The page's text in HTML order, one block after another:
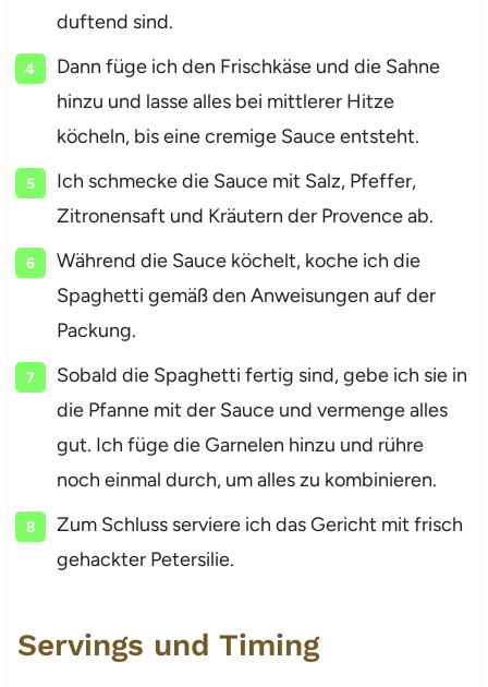
duftend sind.
Dann füge ich den Frischkäse und die Sahne
hinzu und lasse alles bei mittlerer Hitze
köcheln, bis eine cremige Sauce entsteht.
Ich schmecke die Sauce mit Salz, Pfeffer,
Zitronensaft und Kräutern der Provence ab.
Während die Sauce köchelt, koche ich die
Spaghetti gemäß den Anweisungen auf der
Packung.
Sobald die Spaghetti fertig sind, gebe ich sie in
die Pfanne mit der Sauce und vermenge alles
gut. Ich füge die Garnelen hinzu und rühre
noch einmal durch, um alles zu kombinieren.
Zum Schluss serviere ich das Gericht mit frisch
gehackter Petersilie.
Servings und Timing